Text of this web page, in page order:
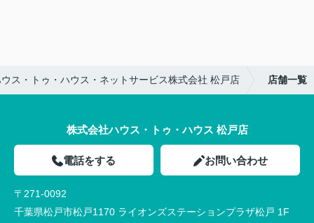
ス・トゥ・ハウス・ネットサービス株式会社 松戸店 店舗一覧
株式会社ハウス・トゥ・ハウス 松戸店
電話をする お問い合わせ
〒271-0092
千葉県松戸市松戸1170 ライオンズステーションプラザ松戸 1F